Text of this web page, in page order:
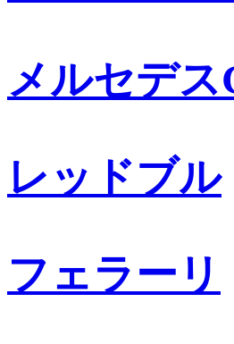
メルセデス
レッドブル
フェラーリ